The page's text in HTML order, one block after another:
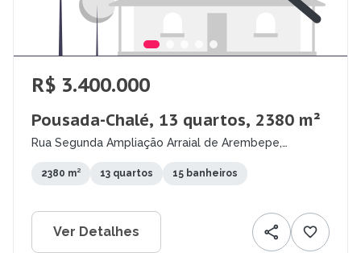
R$ 3.400.000
Pousada-Chalé, 13 quartos, 2380 m²
Rua Segunda Ampliação Arraial de Arembepe,
2380 m² 13 quartos 15 banheiros
Ver Detalhes